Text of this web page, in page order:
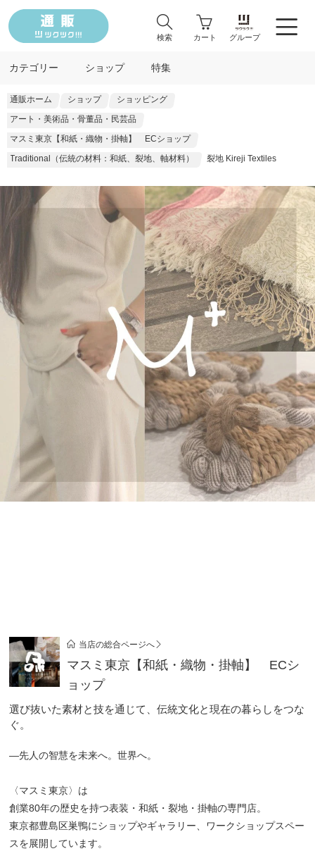
検索 カート グループ
カテゴリー ショップ 特集
通販ホーム ショップ
ショッピング
アート・美術品・骨董品・民芸品
マスミ東京【和紙・織物・掛軸】 ECショップ
Traditional（伝統の材料：和紙、裂地、軸材料）
裂地 Kireji Textiles
当店の総合ページへ
マスミ東京【和紙・織物・掛軸】 ECシ
ョップ
選び抜いた素材と技を通じて、伝統文化と現在の暮らしをつな
ぐ。
—先人の智慧を未来へ。世界へ。
〈マスミ東京〉は
創業80年の歴史を持つ表装・和紙・裂地・掛軸の専門店。
東京都豊島区巣鴨にショップやギャラリー、ワークショップスペー
スを展開しています。